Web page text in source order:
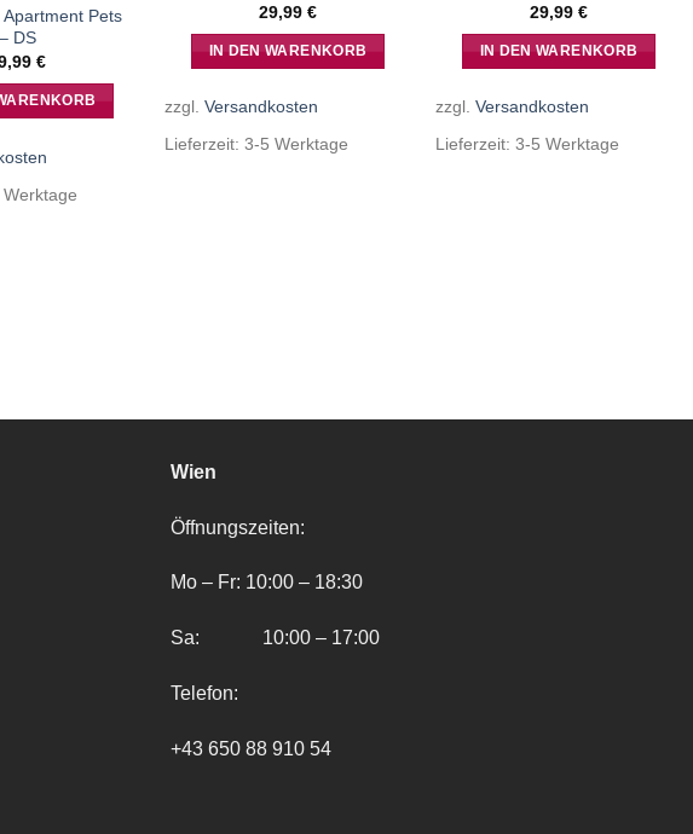
Pets
– DS
€
29,99 €
IN DEN WARENKORB
zzgl. Versandkosten
Lieferzeit: 3-5 Werktage
29,99 €
IN DEN WARENKORB
zzgl. Versandkosten
Lieferzeit: 3-5 Werktage
Wien
Öffnungszeiten:
Mo – Fr: 10:00 – 18:30
Sa: 10:00 – 17:00
Telefon:
+43 650 88 910 54